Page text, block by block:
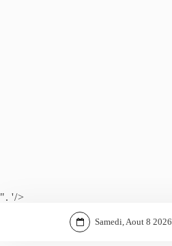
". '/>
Samedi, Aout 8 2026